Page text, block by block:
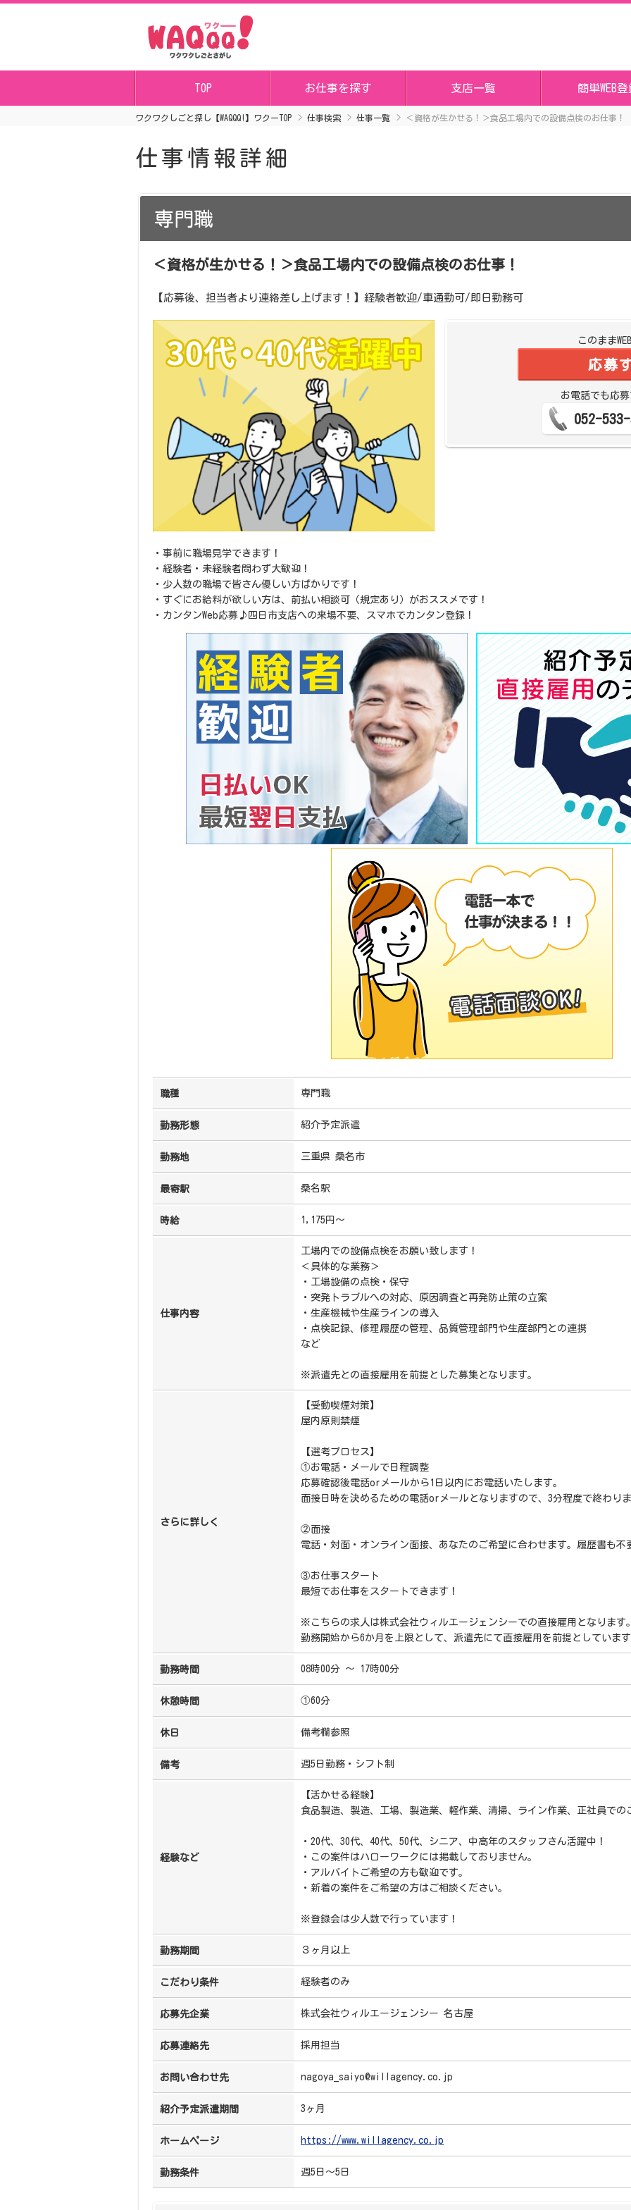
TOP お仕事を探す 支店一覧 簡単WEB登
ワクワクしごと探し【WAQQQ!】ワクーTOP 仕事検索 仕事一覧 ＜資格が生かせる！＞食品工場内での設備点検のお仕事！
仕事情報詳細
専門職
＜資格が生かせる！＞食品工場内での設備点検のお仕事！
【応募後、担当者より連絡差し上げます！】経験者歓迎/車通勤可/即日勤務可
このまま
応募
お電話でも応募
052-
・事前に職場見学できます！
・経験者・未経験者問わず大歓迎！
・少人数の職場で皆さん優しい方ばかりです！
・すぐにお給料が欲しい方は、前払い相談可（規定あり）がおススメです！
・カンタンWeb応募♪四日市支店への来場不要、スマホでカンタン登録！
職種 専門職
勤務形態 紹介予定派遣
勤務地 三重県 桑名市
最寄駅 桑名駅
時給 1,175円～
仕事内容
工場内での設備点検をお願い致します！
＜具体的な業務＞
・工場設備の点検・保守
・突発トラブルへの対応、原因調査と再発防止策の立案
・生産機械や生産ラインの導入
・点検記録、修理履歴の管理、品質管理部門や生産部門との連携
など
※派遣先との直接雇用を前提とした募集となります。
さらに詳しく
【受動喫煙対策】
屋内原則禁煙
【選考プロセス】
①お電話・メールで日程調整
応募確認後電話orメールから1日以内にお電話いたします。
面接日時を決めるための電話orメールとなりますので、3分程度で終わりま
②面接
電話・対面・オンライン面接、あなたのご希望に合わせます。履歴書も不
③お仕事スタート
最短でお仕事をスタートできます！
※こちらの求人は株式会社ウィルエージェンシーでの直接雇用となります。
勤務開始から6か月を上限として、派遣先にて直接雇用を前提としています
勤務時間 08時00分 ～ 17時00分
休憩時間 ①60分
休日 備考欄参照
備考 週5日勤務・シフト制
経験など
【活かせる経験】
食品製造、製造、工場、製造業、軽作業、清掃、ライン作業、正社員での
・20代、30代、40代、50代、シニア、中高年のスタッフさん活躍中！
・この案件はハローワークには掲載しておりません。
・アルバイトご希望の方も歓迎です。
・新着の案件をご希望の方はご相談ください。
※登録会は少人数で行っています！
勤務期間 ３ヶ月以上
こだわり条件 経験者のみ
応募先企業 株式会社ウィルエージェンシー 名古屋
応募連絡先 採用担当
お問い合わせ先 nagoya_saiyo@willagency.co.jp
紹介予定派遣期間 3ヶ月
ホームページ https://www.willagency.co.jp
勤務条件 週5日～5日